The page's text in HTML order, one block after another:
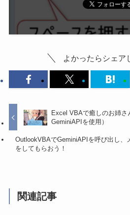
よかったらシェア
Excel VBAで癒しのお姉
GeminiAPIを使用）
OutlookVBAでGeminiAPIを呼び出し、
をしてもらおう！
関連記事